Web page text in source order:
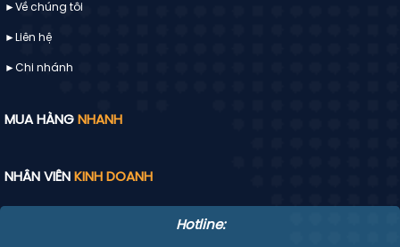
►Về chúng tôi
► Liên hệ
►Chi nhánh
MUA HÀNG NHANH
NHÂN VIÊN KINH DOANH
Hotline: